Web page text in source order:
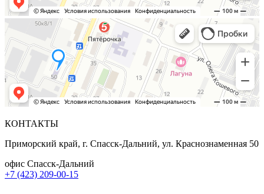
КОНТАКТЫ
Приморский край, г. Спасск-Дальний, ул. Краснознаменная 50
офис Спасск-Дальний
+7 (423) 209-00-15